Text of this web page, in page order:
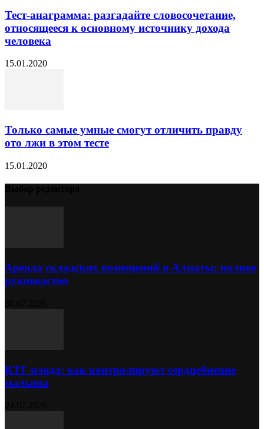
Тест-анаграмма: разгадайте словосочетание,
относящееся к основному источнику дохода
человека
15.01.2020
Только самые умные смогут отличить правду
ото лжи в этом тесте
15.01.2020
Аренда складских помещений в Алматы: полное
руководство
КТГ плода: как контролируют сердцебиение
малыша